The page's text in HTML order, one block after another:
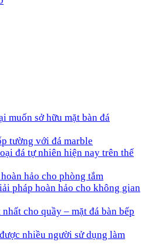
muốn sở hữu mặt bàn đá
tường với đá marble
đá tự nhiên hiện nay trên thế
hảo cho phòng tắm
pháp hoàn hảo cho không gian
cho quầy – mặt đá bàn bếp
nhiều người sử dụng làm